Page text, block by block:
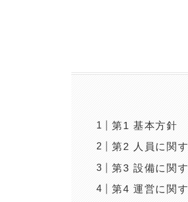
第1 基本方針
第2 人員に関
第3 設備に関
第4 運営に関